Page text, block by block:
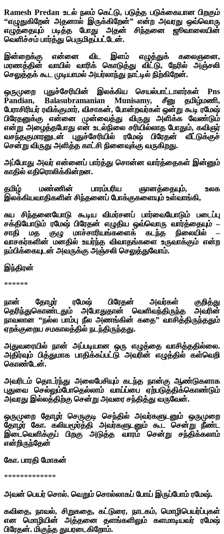
Ramesh Predan உடல் நலம் கெட்டு, படுத்த படுக்கையான பிறகும்
“எழுதுகிறேன் அதனால் இருக்கிறேன்” என்ற அவரது ஒவ்வொரு
எழுத்தையும் படித்த போது அதன் சிந்தனை ஜூவாலையின்
வெளிச்சம் பார்த்து பெருமிதப்பட்டேன்.
இன்றைக்கு என்னை விட இளம் எழுத்துக் கலைஞனை,
மரணத்தின் வாயில் வாரிக் கொடுத்து விட்டு, நேரில் அஞ்சலி
செலுத்தக் கூட முடியாமல் அயர்லாந்து நாட்டில் நிற்கிறேன்.
ஒருமுறை புதுச்சேரியின் இலக்கிய செயல்பாட்டாளர்கள் Pns
Pandian, Balasubramanian Munisamy, சீனு தமிழ்மணி,
பேராசிரியர் ரவிக்குமார், விசாகன், போன்றவர்கள் ஒன்று கூடி ரமேஷ்
பிரேதனுக்கு என்னை முன்வைத்து விருது அளிக்க வேண்டும்
என்று அழைத்தபோது என் உடல்நிலை சரியில்லாத போதும், கவிஞர்
வசந்தகுமாரனுடன் புதுச்சேரியில் ரமேஷ் பிரேதன் வீட்டுக்குச்
சென்று விருது அளித்த காட்சி நினைவுக்கு வருகிறது.
அப்போது அவர் என்னைப் பார்த்து சொன்ன வார்த்தைகள் இன்னும்
காதில் எதிரொலிக்கின்றன.
தமிழ் மண்ணின் பாரம்பரிய ஞானத்தையும், உலக
இலக்கியவாதிகளின் சிந்தனைப் போக்குகளையும் உள்வாங்கி,
சுய சிந்தனையோடு கூடிய விமர்சனப் பார்வையோடும் படைப்பு
சக்தியோடும் ரமேஷ் பிரேதன் எழுதிய ஒவ்வொரு வார்த்தையும் –
சாதி மத குழு மாச்சாரியங்களைக் கடந்த நிலையில் –
வாசகர்களின் மனதில் உயர்ந்த விவாதங்களை உருவாக்கும் என்ற
நம்பிக்கையுடன் அவருக்கு அஞ்சலி செலுத்துவோம்.
இந்திரன்
******
நான் தோழர் ரமேஷ் பிரேதன் அவர்கள் குறித்து
தெரிந்துகொண்டதும் அபோதுதான் வெளிவந்திருந்த அவரின்
நாவலான “நல்ல பாம்பு நீல அணங்கின் கதை” வாசித்திருந்ததும்
ஏறக்குறைய சமகாலத்தில் நடந்திருந்தது.
அதுவரையில் நான் அப்படியான ஒரு எழுத்தை வாசித்ததில்லை.
அதிர்வும் பித்துமாக பாதிக்கப்பட்டு அவரின் எழுத்தில் கள்வெறி
கொண்டேன்.
அவரிடம் தொடர்ந்து அலைபேசியும் கடந்த நான்கு ஆண்டுகளாக
புதுவை செல்லும்போதெல்லாம் வாய்ப்பை ஏற்படுத்திக்கொண்டும்
அவரது இல்லத்திற்கு சென்று அவரை சந்தித்து வருவேன்.
ஒருமுறை தோழர் செருகுடி செந்தில் அவர்களுடனும் ஒருமுறை
தோழர் கோ. கலியமூர்த்தி அவர்களுடனும் கூட சென்று நீண்ட
இடைவெளிக்குப் பிறகு அடுத்த வாரம் சென்று சந்திக்கலாம்
என்றிருந்தேன்
கோ. பாரதி மோகன்
*************
அவன் பெயர் சொல். வெறும் சொல்லாகப் போய் இருப்போம் ரமேஷ்.
கவிதை, நாவல், சிறுகதை, கட்டுரை, நாடகம், மொழிபெயர்ப்புகள்
என மொழியின் அத்தனை தளங்களிலும் களமாடியவர் ரமேஷ்
பிரேதன். மிகுந்த துயரடைகிறோம்.